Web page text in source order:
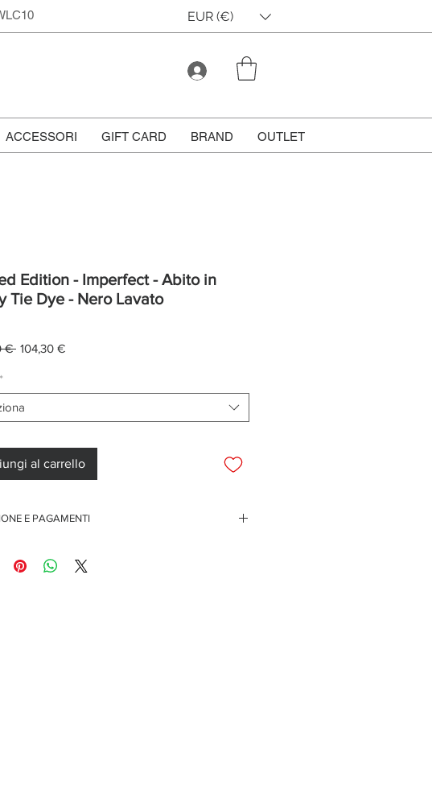
EUR (€)
ACCESSORI GIFT CARD BRAND OUTLET
Edition - Imperfect - Abito in
Tie Dye - Nero Lavato
€ Prezzo
104,30 €Prezzo
*
al carrello
E PAGAMENTI
sicuri con carte di credito